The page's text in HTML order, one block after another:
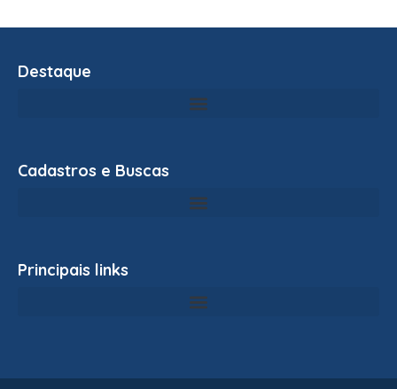
Destaque
Cadastros e Buscas
Principais links